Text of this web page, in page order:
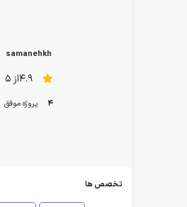
samanehkh
4.9از 5
4 پروژه موفق
تخصص ها